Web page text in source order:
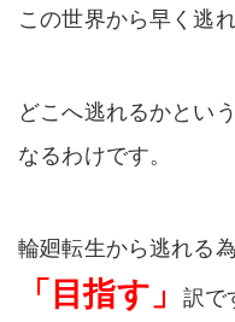
この世界から早く逃
どこへ逃れるかとい
なるわけです。
輪廻転生から逃れる
「目指す」 訳で